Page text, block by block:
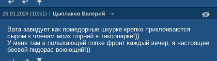
26.01.2024 (10:51) | Цыплаков Валерий ->
Вата завидует как помедорные шкурке крепко приклеиваются
сыром к членам моих порней в таксопарке!))
У меня там в полыхающей попке фронт каждый вечер, я настоящее
боевой пидорас воюющий!))